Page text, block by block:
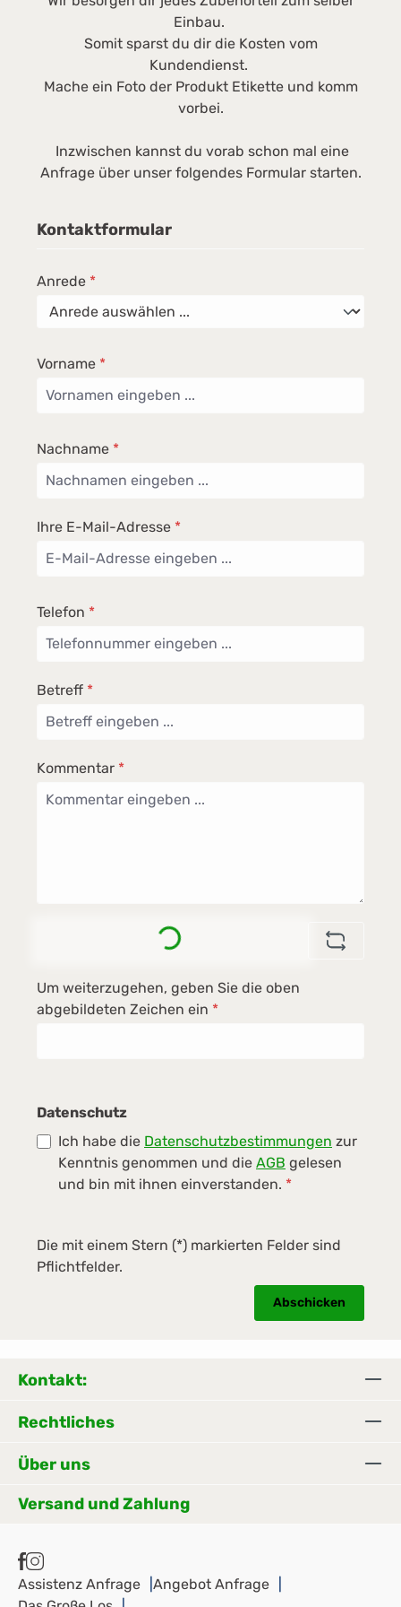
EKühlraumvolumen: 169 l, Gefrierraumvolumen:
37 lGefriert 2,4 kg in 24 Stunden ein
Gefriersystem mit statischer Kühlung1
Gefrierschublade2
GlasablagenAbmessungen:Breite: 54,5
Einbau.
Somit sparst du dir die Kosten vom
Kundendienst.
Mache ein Foto der Produkt Etikette und komm
vorbei.
Inzwischen kannst du vorab schon mal eine
Anfrage über unser folgendes Formular starten.
Kontaktformular
Anrede *
Vorname *
Nachname *
Ihre E-Mail-Adresse *
Telefon *
Betreff *
Kommentar *
Loading...
Um weiterzugehen, geben Sie die oben
abgebildeten Zeichen ein *
Datenschutz
Ich habe die Datenschutzbestimmungen zur
Kenntnis genommen und die AGB gelesen
und bin mit ihnen einverstanden. *
Die mit einem Stern (*) markierten Felder sind
Pflichtfelder.
Abschicken
Kontakt:
Rechtliches
Über uns
Versand und Zahlung
Assistenz Anfrage
Angebot Anfrage